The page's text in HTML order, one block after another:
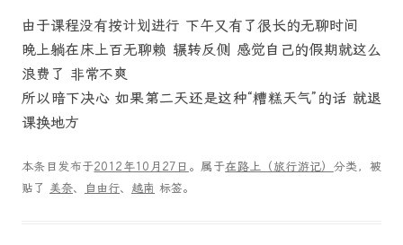
由于课程没有按计划进行 下午又有了很长的无聊时间
晚上躺在床上百无聊赖 辗转反侧 感觉自己的假期就这么
浪费了 非常不爽
所以暗下决心 如果第二天还是这种“糟糕天气”的话 就退
课换地方
本条目发布于2012年10月27日 。属于在路上（旅行游记） 分类，被
贴了 美奈、 自由行、 越南 标签。